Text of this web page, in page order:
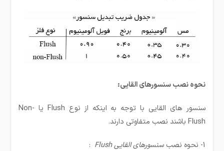
نحوه نصب سنسورهای القایی:
سنسور های القایی با توجه به اینکه از نوع Flush یا Non-
Flush باشند نصب متفاوتی دارند.
1- نحوه نصب سنسورهای القاییFlush
: